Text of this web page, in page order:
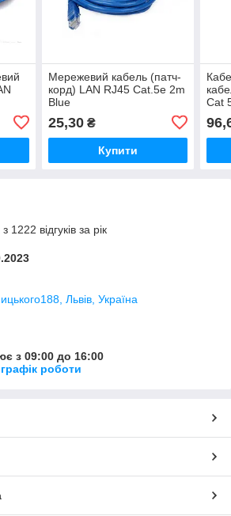
Мережевий кабель (патч-
корд) LAN RJ45 Cat.5e 2m
Blue
25,30₴
Купити
Cat
1222 відгуків за рік
Львів, Україна
з 09:00 до 16:00
роботи